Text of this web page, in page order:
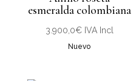
esmeralda colombiana
3.900,0€ IVA Incl
Nuevo